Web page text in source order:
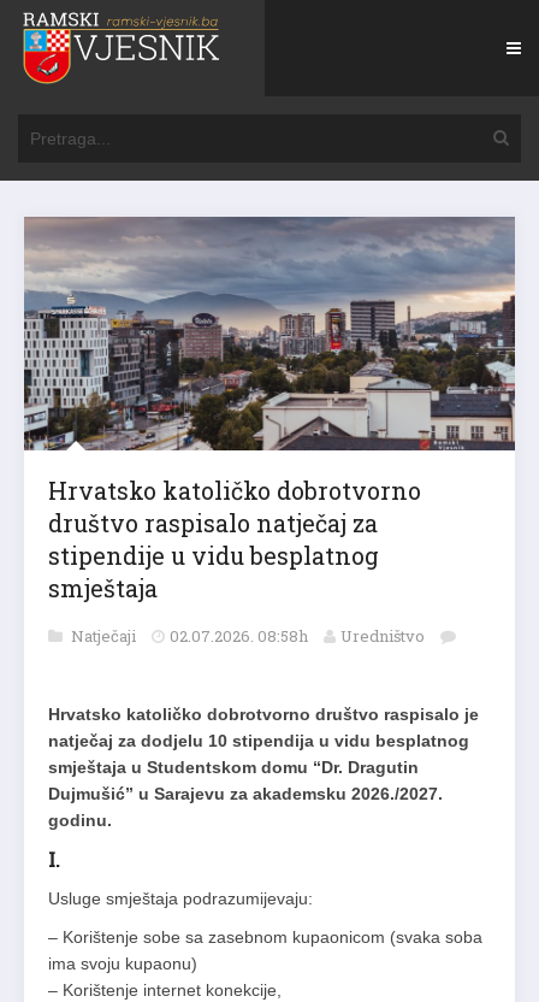
Hrvatsko katoličko dobrotvorno
društvo raspisalo natječaj za
stipendije u vidu besplatnog
smještaja
Natječaji 02.07.2026. 08:58h Uredništvo
Hrvatsko katoličko dobrotvorno društvo raspisalo je
natječaj za dodjelu 10 stipendija u vidu besplatnog
smještaja u Studentskom domu “Dr. Dragutin
Dujmušić” u Sarajevu za akademsku 2026./2027.
godinu.
I.
Usluge smještaja podrazumijevaju:
– Korištenje sobe sa zasebnom kupaonicom (svaka soba
ima svoju kupaonu)
– Korištenje internet konekcije,